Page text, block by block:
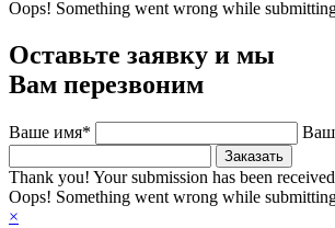
Oops! Something went wrong while
Оставьте заявку и мы
Вам перезвоним
Ваше имя* Ваш
Thank you! Your submission has been
Oops! Something went wrong while
×